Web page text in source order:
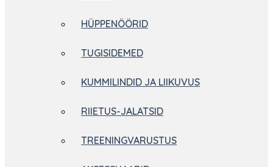
HÜPPENÖÖRID
TUGISIDEMED
KUMMILINDID JA LIIKUVUS
RIIETUS-JALATSID
TREENINGVARUSTUS